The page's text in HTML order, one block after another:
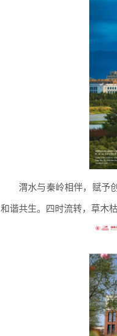
渭水与秦岭相伴，赋予
和谐共生。四时流转，草木